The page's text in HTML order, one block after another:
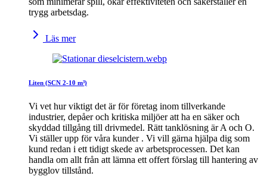
trygg arbetsdag.
Läs mer
Liten (SCN 2-10 m³)
Vi vet hur viktigt det är för företag inom tillverkande
industrier, depåer och kritiska miljöer att ha en säker och
skyddad tillgång till drivmedel. Rätt tanklösning är A och O.
Vi ställer upp för våra kunder . Vi vill gärna hjälpa dig som
kund redan i ett tidigt skede av arbetsprocessen. Det kan
handla om allt från att lämna ett offert förslag till hantering av
bygglov tillstånd.